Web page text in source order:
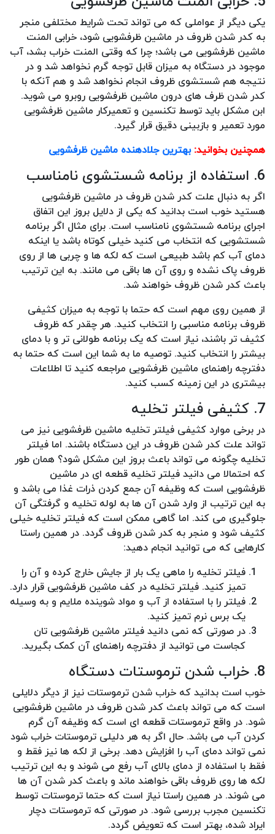
یکی دیگر از عواملی که می تواند تحت شرایط مختلفی منجر
به کدر شدن ظروف در ماشین ظرفشویی شود، خرابی المنت
ماشین ظرفشویی می باشد؛ چرا که وقتی المنت خراب بشد، آب
موجود در دستگاه به میزان قابل توجه گرم نخواهد شد و در
نتیجه هم شستشوی ظروف انجام نخواهد شد و هم آنکه با
کدر شدن ظرف های درون ماشین ظرفشویی روبرو می شوید.
ابن مشکل باید توسط تکنسین و تعمیرکار ماشین ظرفشویی
مورد تعمیر و بازبینی دقیق قرار گیرد.
همچنین بخوانید: بهترین جلادهنده ماشین ظرفشویی
6. استفاده از برنامه شستشوی نامناسب
اگر به دنبال علت کدر شدن ظروف در ماشین ظرفشویی
هستید خوب است بدانید که یکی از دلایل بروز این اتفاق
اجرای برنامه شستشوی نامناسب است. برای مثال اگر برنامه
شستشویی که انتخاب می کنید خیلی کوتاه باشد یا اینکه
دمای آب کم باشد طبیعی است که لکه ها و چربی ها از روی
ظروف پاک نشده و روی آن ها باقی می مانند. به این ترتیب
باعث کدر شدن ظروف خواهند شد.
از همین روی مهم است که حتما با توجه به میزان کثیفی
ظروف برنامه مناسبی را انتخاب کنید. هر چقدر که ظروف
کثیف تر باشند، نیاز است که یک برنامه طولانی تر و با دمای
بیشتر را انتخاب کنید. توصیه ما به شما این است که حتما به
دفترچه راهنمای ماشین ظرفشویی مراجعه کنید تا اطلاعات
بیشتری در این زمینه کسب کنید.
7. کثیفی فیلتر تخلیه
در برخی موارد کثیفی فیلتر تخلیه ماشین ظرفشویی نیز می
تواند علت کدر شدن ظروف در این دستگاه باشند. اما فیلتر
تخلیه چگونه می تواند باعث بروز این مشکل شود؟ همان طور
که احتمالا می دانید فیلتر تخلیه قطعه ای در ماشین
ظرفشویی است که وظیفه آن جمع کردن ذرات غذا می باشد و
به این ترتیب از وارد شدن آن ها به لوله تخلیه و گرفتگی آن
جلوگیری می کند. اما گاهی ممکن است که فیلتر تخلیه خیلی
کثیف شود و منجر به کدر شدن ظروف گردد. در همین راستا
کارهایی که می توانید انجام دهید:
فیلتر تخلیه را ماهی یک بار از جایش خارج کرده و آن را
تمیز کنید. فیلتر تخلیه در کف ماشین ظرفشویی قرار دارد.
فیلتر را با استفاده از آب و مواد شوینده ملایم و به وسیله
یک برس نرم تمیز کنید.
در صورتی که نمی دانید فیلتر ماشین ظرفشویی تان
کجاست می توانید از دفترچه راهنمای آن کمک بگیرید.
8. خراب شدن ترموستات دستگاه
خوب است بدانید که خراب شدن ترموستات نیز از دیگر دلایلی
است که می تواند باعث کدر شدن ظروف در ماشین ظرفشویی
شود. در واقع ترموستات قطعه ای است که وظیفه آن گرم
کردن آب می باشد. حال اگر به هر دلیلی ترموستات خراب شود
نمی تواند دمای آب را افزایش دهد. برخی از لکه ها نیز فقط و
فقط با استفاده از دمای بالای آب رفع می شوند و به این ترتیب
لکه ها روی ظروف باقی خواهند ماند و باعث کدر شدن آن ها
می شوند. در همین راستا نیاز است که حتما ترموستات توسط
تکنسین مجرب بررسی شود. در صورتی که ترموستات دچار
ایراد شده، بهتر است که تعویض گردد.